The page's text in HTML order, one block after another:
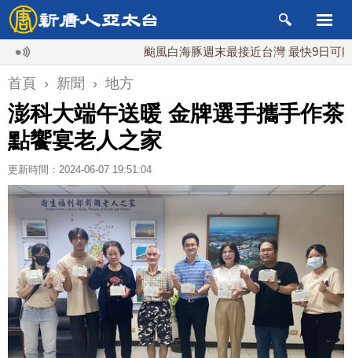
颱風白海豚週末最接近台灣 最快9日可能登陸中
首頁 › 新聞 › 地方
澎科大端午送暖 金牌選手攜手作茶
點饗宴老人之家
更新時間：2024-06-07 19:51:04